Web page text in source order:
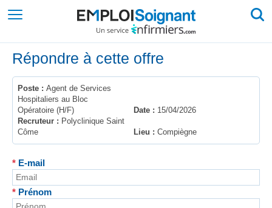
Répondre à cette offre
Poste :Agent de Services
Hospitaliers au Bloc
Opératoire (H/F)
Date : 15/04/2026
Recruteur : Polyclinique Saint
Côme
Lieu :Compiègne
* E-mail
* Prénom